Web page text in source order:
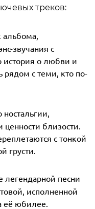
треков:
альбома,
звучания с
история о любви и
с теми, кто по-
ценности близости.
с тонкой
грусти.
песни
исполненной
её юбилее.